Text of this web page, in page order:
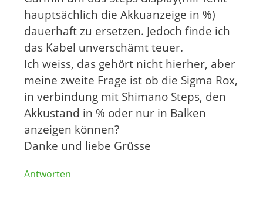
hauptsächlich die Akkuanzeige in %)
dauerhaft zu ersetzen. Jedoch finde ich
das Kabel unverschämt teuer.
Ich weiss, das gehört nicht hierher, aber
meine zweite Frage ist ob die Sigma Rox,
in verbindung mit Shimano Steps, den
Akkustand in % oder nur in Balken
anzeigen können?
Danke und liebe Grüsse
Antworten